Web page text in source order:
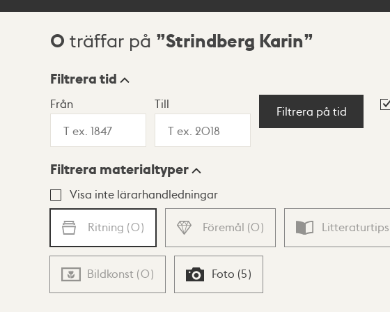
Sökresultat
0 träffar på Strindberg Karin
Visningsläge
Lista Karta
Filtrera tid
Från Till
Filtrera på tid
Filtrera materialtyper
Visa inte lärarhandledningar
Ritning (0) Föremål (0) Litteraturtips
Bildkonst (0) Foto (5)